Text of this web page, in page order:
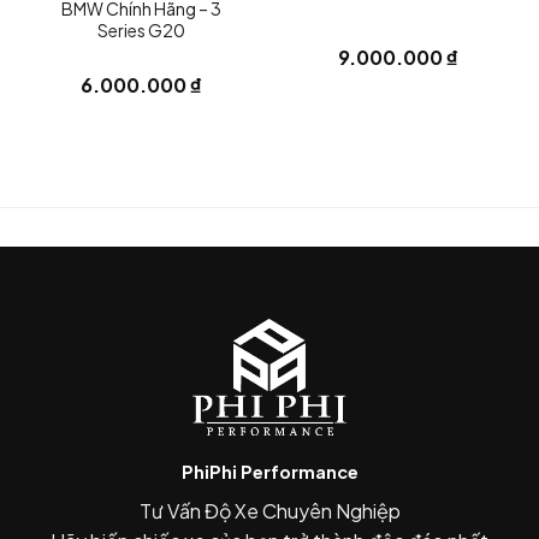
BMW Chính Hãng – 3
Series G20
6.000.000₫
9.000.000₫
PhiPhi Performance
Tư Vấn Độ Xe Chuyên Nghiệp